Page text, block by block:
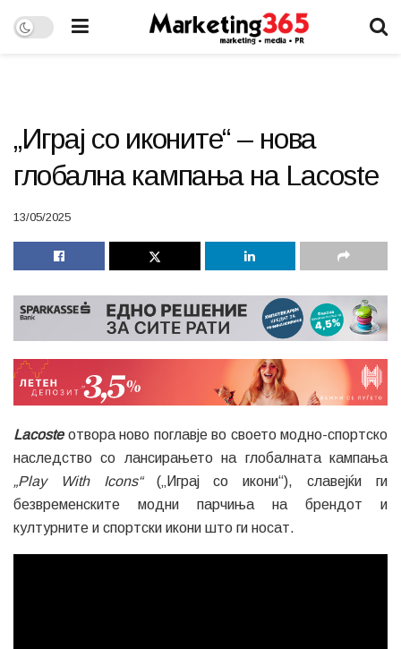
„Играј со иконите“ – нова
глобална кампања на Lacoste
13/05/2025
Lacosteотвора ново поглавје во своето модно-спортско
наследство со лансирањето на глобалната кампања
„Play With Icons“(„Играј со икони“), славејќи ги
безвременските модни парчиња на брендот и
културните и спортски икони што ги носат.